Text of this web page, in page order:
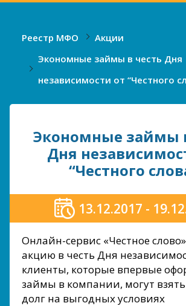
Реестр МФО
Акции
Экономные займы в честь Дня
независимости от “Честного
Экономные займы
Дня
“Честного
13.12.2017 -
Онлайн-сервис «Честное
акцию в честь Дня
клиенты, которые впервые
займы в компании, могут
долг на выгодных условиях